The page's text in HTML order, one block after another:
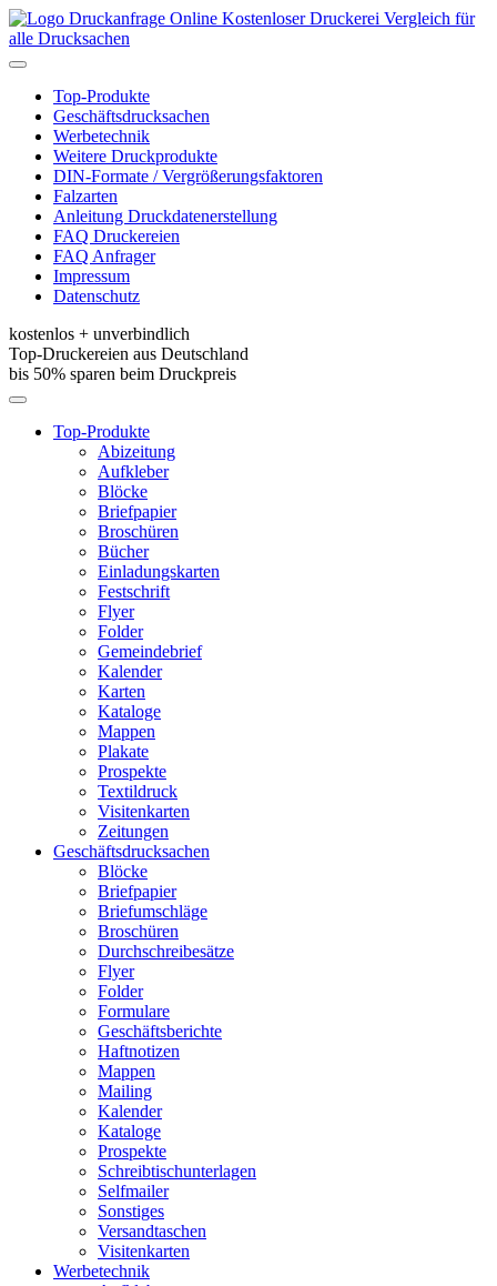
Kostenloser Druckerei Vergleich für
alle Drucksachen
Toggle
navigationTop-Produkte
Geschäftsdrucksachen
Werbetechnik
Weitere Druckprodukte
DIN-Formate / Vergrößerungsfaktoren
Falzarten
Anleitung Druckdatenerstellung
FAQ Druckereien
FAQ Anfrager
Impressum
Datenschutz
kostenlos + unverbindlich
Top-Druckereien aus Deutschland
bis 50% sparen beim Druckpreis
Toggle
navigationTop-Produkte
Abizeitung
Aufkleber
Blöcke
Briefpapier
Broschüren
Bücher
Einladungskarten
Festschrift
Flyer
Folder
Gemeindebrief
Kalender
Karten
Kataloge
Mappen
Plakate
Prospekte
Textildruck
Visitenkarten
Zeitungen
Geschäftsdrucksachen
Blöcke
Briefpapier
Briefumschläge
Broschüren
Durchschreibesätze
Flyer
Folder
Formulare
Geschäftsberichte
Haftnotizen
Mappen
Mailing
Kalender
Kataloge
Prospekte
Schreibtischunterlagen
Selfmailer
Sonstiges
Versandtaschen
Visitenkarten
Werbetechnik